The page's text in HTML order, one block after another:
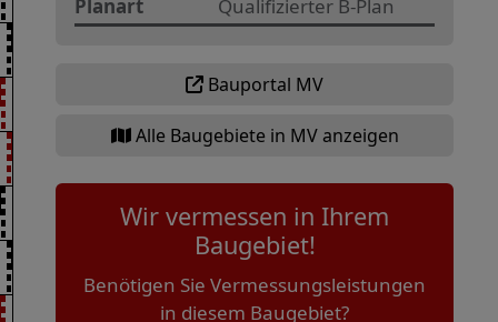
Planart
Qualifizierter B-Plan
Bauportal MV
Alle Baugebiete in MV anzeigen
Wir vermessen in Ihrem
Baugebiet!
Benötigen Sie Vermessungsleistungen
in diesem Baugebiet?